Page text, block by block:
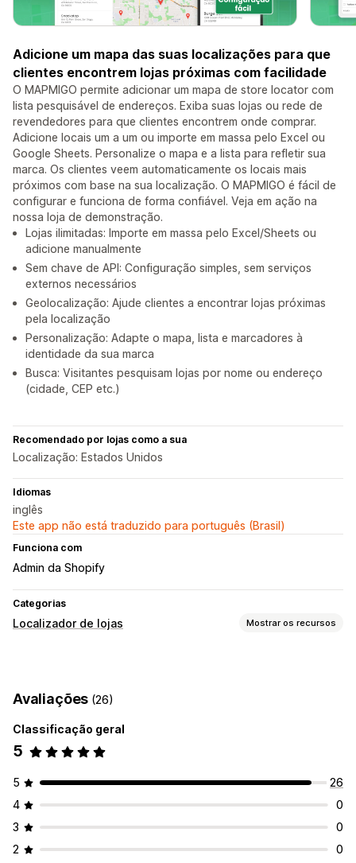
Adicione um mapa das suas localizações para que
clientes encontrem lojas próximas com facilidade
O MAPMIGO permite adicionar um mapa de store locator com
lista pesquisável de endereços. Exiba suas lojas ou rede de
revendedores para que clientes encontrem onde comprar.
Adicione locais um a um ou importe em massa pelo Excel ou
Google Sheets. Personalize o mapa e a lista para refletir sua
marca. Os clientes veem automaticamente os locais mais
próximos com base na sua localização. O MAPMIGO é fácil de
configurar e funciona de forma confiável. Veja em ação na
nossa loja de demonstração.
Lojas ilimitadas: Importe em massa pelo Excel/Sheets ou
adicione manualmente
Sem chave de API: Configuração simples, sem serviços
externos necessários
Geolocalização: Ajude clientes a encontrar lojas próximas
pela localização
Personalização: Adapte o mapa, lista e marcadores à
identidade da sua marca
Busca: Visitantes pesquisam lojas por nome ou endereço
(cidade, CEP etc.)
Recomendado por lojas como a sua
Localização: Estados Unidos
Idiomas
inglês
Este app não está traduzido para português (Brasil)
Funciona com
Admin da Shopify
Categorias
Localizador de lojas Mostrar os recursos
Direções Branding personalizado
CSS personalizado
Imagens
De vários locais
Pesquisa de localização
Preenchimento automático
Filtro de distância
Avaliações (26)
Classificação geral
5
5
26
4
0
3
0
2
0